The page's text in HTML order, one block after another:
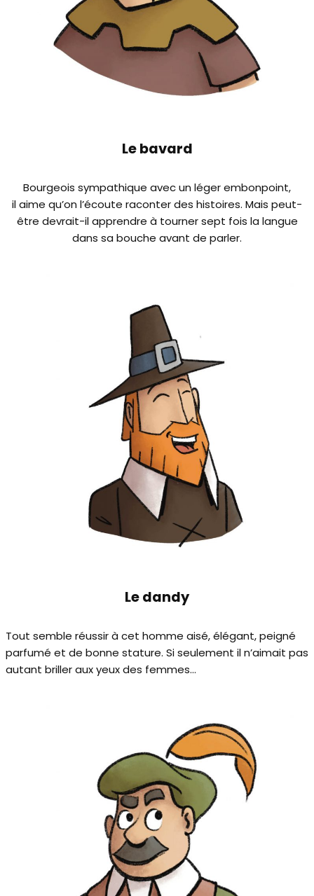
Le bavard
Bourgeois sympathique avec un léger embonpoint,
il aime qu’on l’écoute raconter des histoires. Mais peut-
être devrait-il apprendre à tourner sept fois la langue
dans sa bouche avant de parler.
Le dandy
Tout semble réussir à cet homme aisé, élégant, peigné
parfumé et de bonne stature. Si seulement il n’aimait pas
autant briller aux yeux des femmes…